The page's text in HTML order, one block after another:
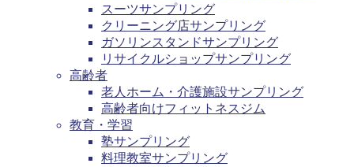
スーツサンプリング
クリーニング店サンプリング
ガソリンスタンドサンプリング
リサイクルショップサンプリング
高齢者
老人ホーム・介護施設サンプリング
高齢者向けフィットネスジム
教育・学習
塾サンプリング
料理教室サンプリング